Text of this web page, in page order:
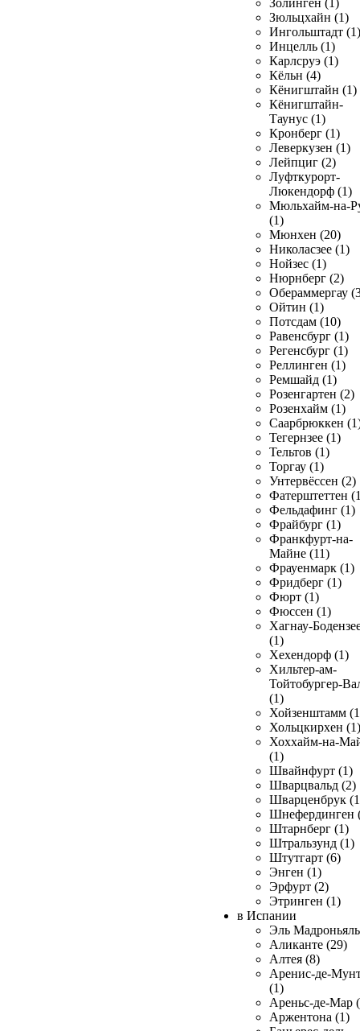
Золинген (1)
Зюльцхайн (1)
Ингольштадт (1)
Инцелль (1)
Карлсруэ (1)
Кёльн (4)
Кёнигштайн (1)
Кёнигштайн-
Таунус (1)
Кронберг (1)
Леверкузен (1)
Лейпциг (2)
Луфткурорт-
Люкендорф (1)
Мюльхайм-на-
(1)
Мюнхен (20)
Николасзее (1)
Нойзес (1)
Нюрнберг (2)
Обераммергау
Ойтин (1)
Потсдам (10)
Равенсбург (1)
Регенсбург (1)
Реллинген (1)
Ремшайд (1)
Розенгартен (2)
Розенхайм (1)
Саарбрюккен
Тегернзее (1)
Тельтов (1)
Торгау (1)
Унтервёссен (2)
Фатерштеттен
Фельдафинг (1)
Фрайбург (1)
Франкфурт-на-
Майне (11)
Фрауенмарк (1)
Фридберг (1)
Фюрт (1)
Фюссен (1)
Хагнау-
(1)
Хехендорф (1)
Хильтер-ам-
Тойтобургер-
(1)
Хойзенштамм
Хольцкирхен (1)
Хоххайм-на-
(1)
Швайнфурт (1)
Шварцвальд (2)
Шварценбрук
Шнефердинген
Штарнберг (1)
Штральзунд (1)
Штутгарт (6)
Энген (1)
Эрфурт (2)
Этринген (1)
в Испании
Эль
Аликанте (29)
Алтея (8)
Аренис-де-
(1)
Ареньс-де-Мар
Аржентона (1)